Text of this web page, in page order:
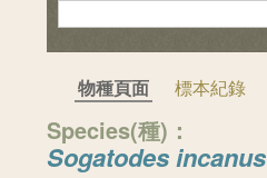
物種頁面 標本紀錄
Species(種)：
Sogatodes incanus